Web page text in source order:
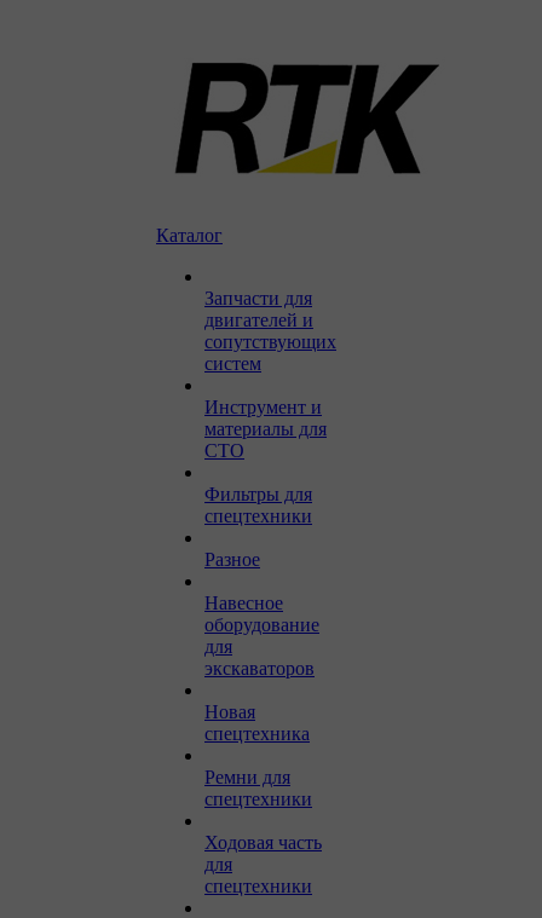
Каталог
Запчасти для
двигателей и
сопутствующих
систем
Инструмент и
материалы для
СТО
Фильтры для
спецтехники
Разное
Навесное
оборудование
для
экскаваторов
Новая
спецтехника
Ремни для
спецтехники
Ходовая часть
для
спецтехники